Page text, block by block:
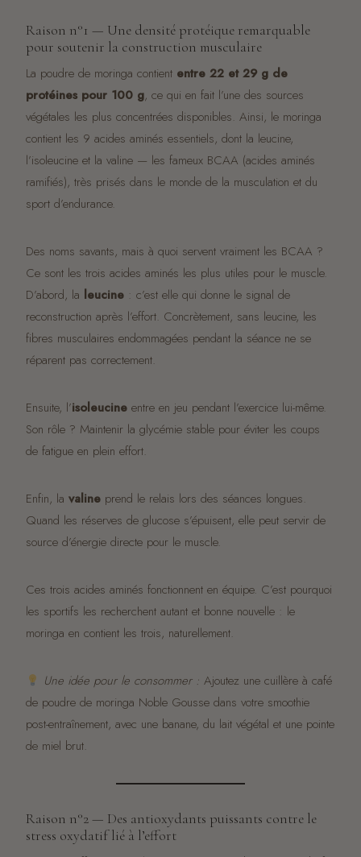
Raison n°1 — Une densité protéique remarquable
pour soutenir la construction musculaire
La poudre de moringa contient entre 22 et 29 g de
protéines pour 100 g, ce qui en fait l’une des sources
végétales les plus concentrées disponibles. Ainsi, le moringa
contient les 9 acides aminés essentiels, dont la leucine,
l’isoleucine et la valine — les fameux BCAA (acides aminés
ramifiés), très prisés dans le monde de la musculation et du
sport d’endurance.
Des noms savants, mais à quoi servent vraiment les BCAA ?
Ce sont les trois acides aminés les plus utiles pour le muscle.
D’abord, la leucine : c’est elle qui donne le signal de
reconstruction après l’effort. Concrètement, sans leucine, les
fibres musculaires endommagées pendant la séance ne se
réparent pas correctement.
Ensuite, l’isoleucine entre en jeu pendant l’exercice lui-même.
Son rôle ? Maintenir la glycémie stable pour éviter les coups
de fatigue en plein effort.
Enfin, la valine prend le relais lors des séances longues.
Quand les réserves de glucose s’épuisent, elle peut servir de
source d’énergie directe pour le muscle.
Ces trois acides aminés fonctionnent en équipe. C’est pourquoi
les sportifs les recherchent autant et bonne nouvelle : le
moringa en contient les trois, naturellement.
Une idée pour le consommer : Ajoutez une cuillère à café
de poudre de moringa Noble Gousse dans votre smoothie
post-entraînement, avec une banane, du lait végétal et une pointe
de miel brut.
Raison n°2 — Des antioxydants puissants contre le
stress oxydatif lié à l’effort